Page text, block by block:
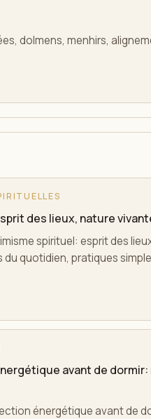
dolmens, menhirs,
des lieux, nature
spirituel: esprit des
quotidien, pratiques
avant de
énergétique avant de